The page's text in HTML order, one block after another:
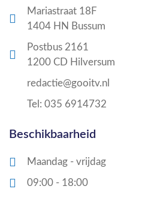
Mariastraat 18F
1404 HN Bussum
Postbus 2161
1200 CD Hilversum
redactie@gooitv.nl
Tel: 035 6914732
Beschikbaarheid
Maandag - vrijdag
09:00 - 18:00